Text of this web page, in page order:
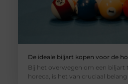
De ideale biljart kopen voor de
Bij het overwegen om een biljart
horeca, is het van cruciaal